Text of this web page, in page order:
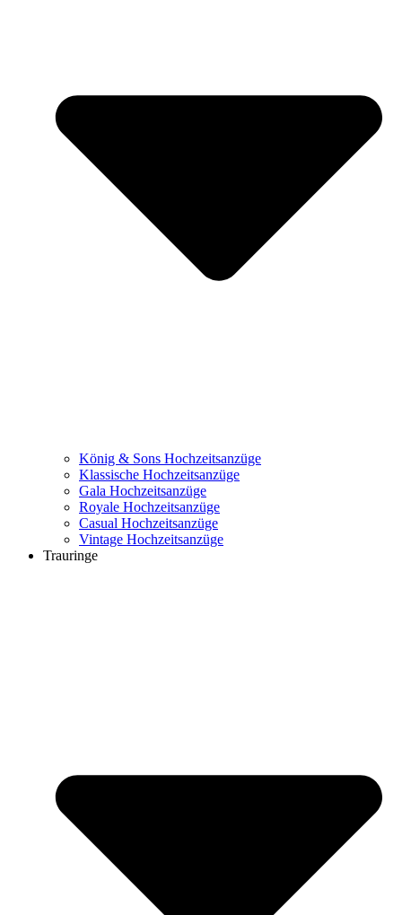
König & Sons Hochzeitsanzüge
Klassische Hochzeitsanzüge
Gala Hochzeitsanzüge
Royale Hochzeitsanzüge
Casual Hochzeitsanzüge
Vintage Hochzeitsanzüge
Trauringe